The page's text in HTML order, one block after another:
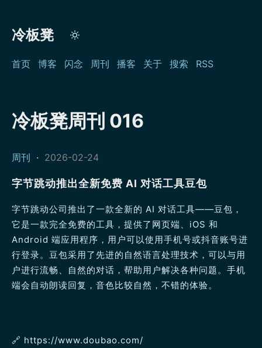
冷板凳
首页 博客 闪念 周刊 播客 关于 搜索 RSS
冷板凳周刊 016
周刊 · 2026-02-24
字节跳动推出全新免费 AI 对话工具豆包
字节跳动公司推出了一款全新的 AI 对话工具——豆包，
它是一款完全免费的工具，提供了网页端、iOS 和
Android 端应用程序，用户可以使用手机号或抖音账号进
行登录。豆包采用了先进的自然语言处理技术，可以与用
户进行流畅、自然的对话，帮助用户解决各种问题。手机
端会自动朗读回复，音色比较自然，不错的体验。
🔗️ https://www.doubao.com/